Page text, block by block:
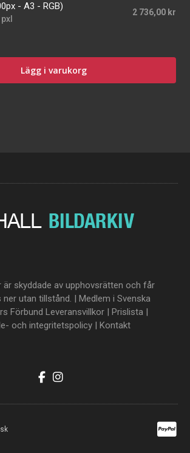
- A3 - RGB)
2 736,00 kr
Lägg i varukorg
är skyddade av upphovsrätten och får
ner utan tillstånd. | Medlem i Svenska
Förbund Leveransvillkor | Prislista |
och integritetspolicy | Kontakt